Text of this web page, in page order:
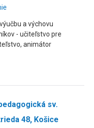
a výchovu
- učiteľstvo pre
animátor
sv.
48, Košice